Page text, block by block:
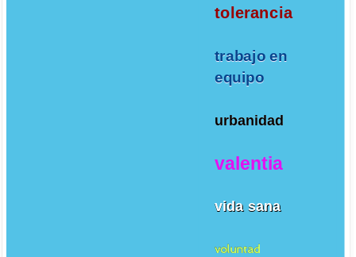
tolerancia
trabajo en
equipo
urbanidad
valentia
vida sana
voluntad